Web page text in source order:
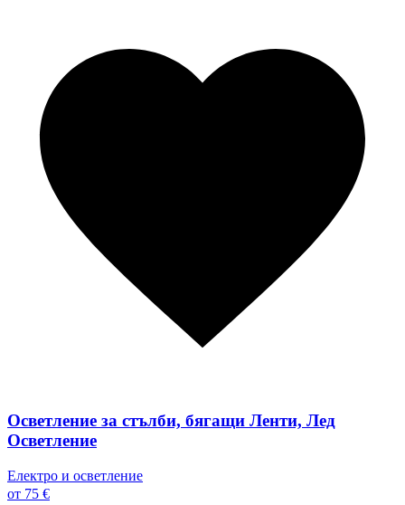
Осветление за стълби, бягащи Ленти, Лед
Осветление
Електро и осветление
от 75 €